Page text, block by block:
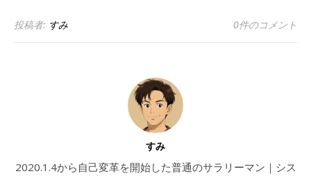
投稿者: すみ 0件のコメント
すみ
2020.1.4から自己変革を開始した普通のサラリーマン｜シス